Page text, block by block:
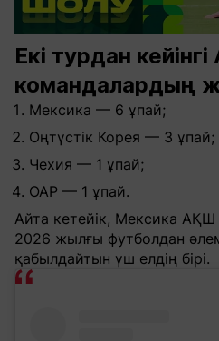
Екі турдан
командалардың
Мексика — 6 ұпай;
Оңтүстік Корея — 3 ұпай;
Чехия — 1 ұпай;
ОАР — 1 ұпай.
Айта кетейік, Мексика АҚШ
2026 жылғы футболдан
қабылдайтын үш елдің бірі.